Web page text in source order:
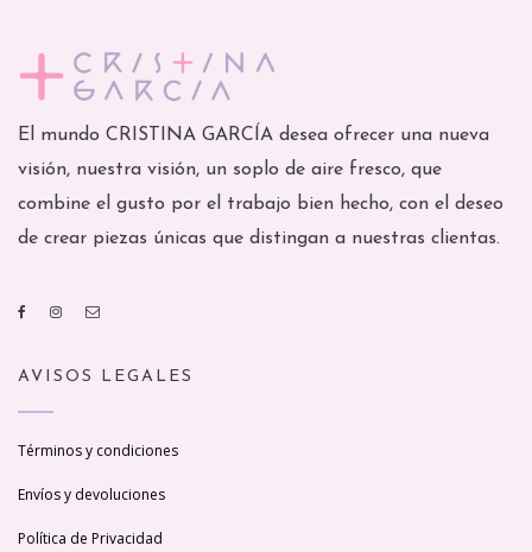
El mundo CRISTINA GARCÍA desea ofrecer una nueva
visión, nuestra visión, un soplo de aire fresco, que
combine el gusto por el trabajo bien hecho, con el deseo
de crear piezas únicas que distingan a nuestras clientas.
AVISOS LEGALES
Términos y condiciones
Envíos y devoluciones
Política de Privacidad